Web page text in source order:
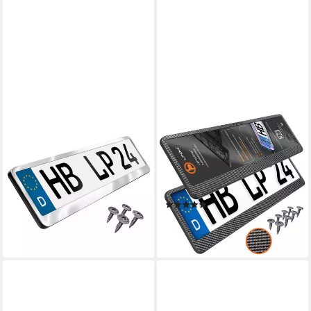
Kennzeichenhalter für Auto
Edelstahl hochglanz poliert
Premium Kennzeichenhalter
V2A, (1 Stück)
15,99 €
lieferbar - in 3-4 Werktagen bei dir
L & P CAR DESIGN
Kennzeichenhalter in Carbon
Optik Auto
Nummernschildhalter
Kennzeichenhalterung, (2
Stück)
(12)
14,49 €
lieferbar - in 3-4 Werktagen bei dir